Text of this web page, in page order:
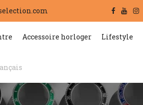
Accessoire horloger Lifestyle